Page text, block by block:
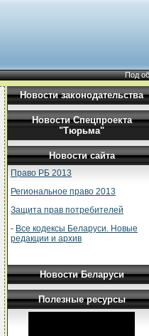
Под
Новости законодательства
Новости Спецпроекта
"Тюрьма"
Новости сайта
Право РБ 2013
Региональное право 2013
Защита прав потребителей
- Все кодексы Беларуси. Новые
редакции и архив
Новости Беларуси
Полезные ресурсы